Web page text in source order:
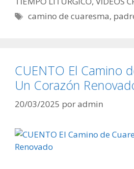
Etiquetas
camino de cuaresma,
CUENTO El Camino
Un Corazón
20/03/2025 poradmin